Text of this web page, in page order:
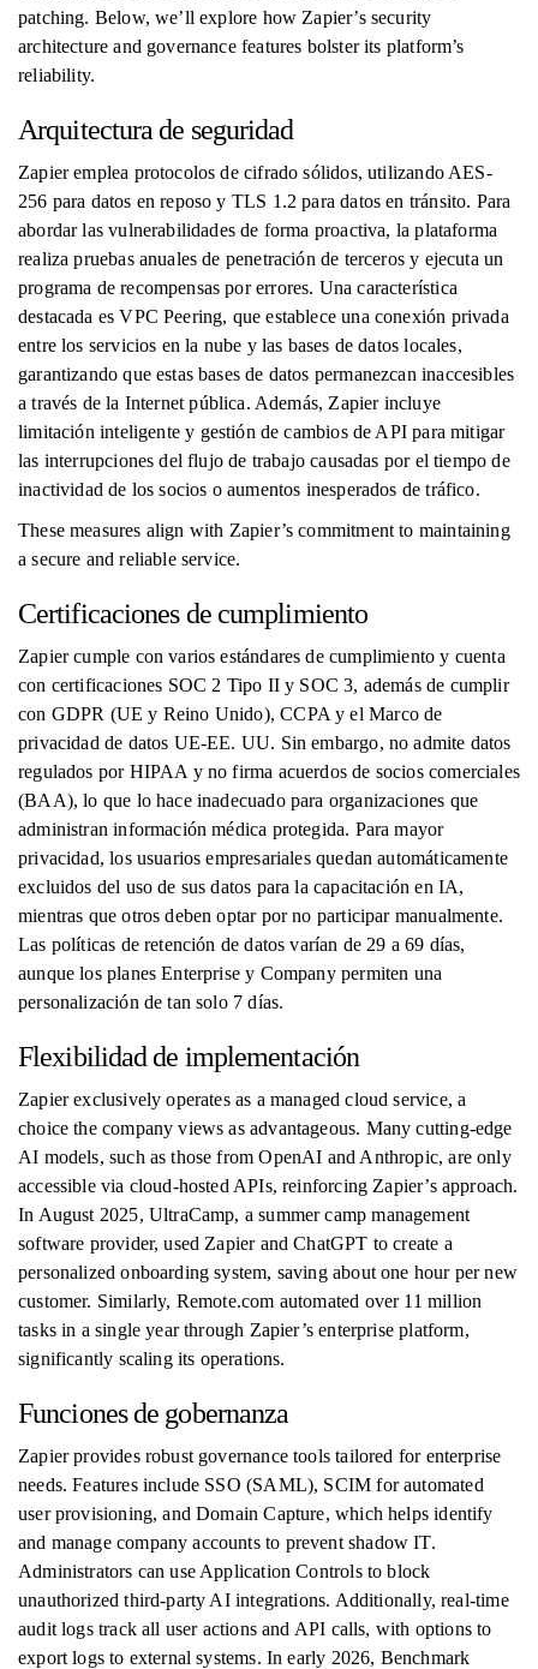
patching. Below, we’ll explore how Zapier’s security
architecture and governance features bolster its platform’s
reliability.
Arquitectura de seguridad
Zapier emplea protocolos de cifrado sólidos, utilizando AES-
256 para datos en reposo y TLS 1.2 para datos en tránsito. Para
abordar las vulnerabilidades de forma proactiva, la plataforma
realiza pruebas anuales de penetración de terceros y ejecuta un
programa de recompensas por errores. Una característica
destacada es VPC Peering, que establece una conexión privada
entre los servicios en la nube y las bases de datos locales,
garantizando que estas bases de datos permanezcan inaccesibles
a través de la Internet pública. Además, Zapier incluye
limitación inteligente y gestión de cambios de API para mitigar
las interrupciones del flujo de trabajo causadas por el tiempo de
inactividad de los socios o aumentos inesperados de tráfico.
These measures align with Zapier’s commitment to maintaining
a secure and reliable service.
Certificaciones de cumplimiento
Zapier cumple con varios estándares de cumplimiento y cuenta
con certificaciones SOC 2 Tipo II y SOC 3, además de cumplir
con GDPR (UE y Reino Unido), CCPA y el Marco de
privacidad de datos UE-EE. UU. Sin embargo, no admite datos
regulados por HIPAA y no firma acuerdos de socios comerciales
(BAA), lo que lo hace inadecuado para organizaciones que
administran información médica protegida. Para mayor
privacidad, los usuarios empresariales quedan automáticamente
excluidos del uso de sus datos para la capacitación en IA,
mientras que otros deben optar por no participar manualmente.
Las políticas de retención de datos varían de 29 a 69 días,
aunque los planes Enterprise y Company permiten una
personalización de tan solo 7 días.
Flexibilidad de implementación
Zapier exclusively operates as a managed cloud service, a
choice the company views as advantageous. Many cutting-edge
AI models, such as those from OpenAI and Anthropic, are only
accessible via cloud-hosted APIs, reinforcing Zapier’s approach.
In August 2025, UltraCamp, a summer camp management
software provider, used Zapier and ChatGPT to create a
personalized onboarding system, saving about one hour per new
customer. Similarly, Remote.com automated over 11 million
tasks in a single year through Zapier’s enterprise platform,
significantly scaling its operations.
Funciones de gobernanza
Zapier provides robust governance tools tailored for enterprise
needs. Features include SSO (SAML), SCIM for automated
user provisioning, and Domain Capture, which helps identify
and manage company accounts to prevent shadow IT.
Administrators can use Application Controls to block
unauthorized third-party AI integrations. Additionally, real-time
audit logs track all user actions and API calls, with options to
export logs to external systems. In early 2026, Benchmark